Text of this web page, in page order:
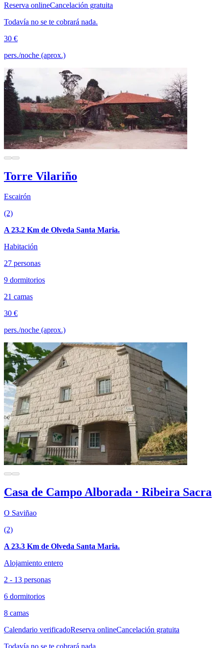
Reserva onlineCancelación gratuita
Todavía no se te cobrará nada.
30 €
pers./noche (aprox.)
Torre Vilariño
Escairón
(2)
A 23.2 Km de Olveda Santa Maria.
Habitación
27 personas
9 dormitorios
21 camas
30 €
pers./noche (aprox.)
Casa de Campo Alborada · Ribeira Sacra
O Saviñao
(2)
A 23.3 Km de Olveda Santa Maria.
Alojamiento entero
2 - 13 personas
6 dormitorios
8 camas
Calendario verificadoReserva onlineCancelación gratuita